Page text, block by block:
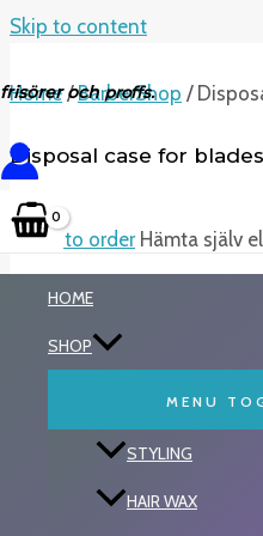
Skip to content
frisörer ochproffs.
HOME
SHOP
MENU
STYLING
HAIR WAX
Home/BarberShop /
Disposal case for blades
Login to order Hämta själv
Disposal case